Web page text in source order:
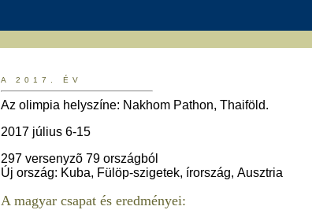
A 2017. ÉV
Az olimpia helyszíne: Nakhom Pathon, Thaiföld.
2017 július 6-15
297 versenyzõ 79 országból
Új ország: Kuba, Fülöp-szigetek, írország, Ausztria
A magyar csapat és eredményei: